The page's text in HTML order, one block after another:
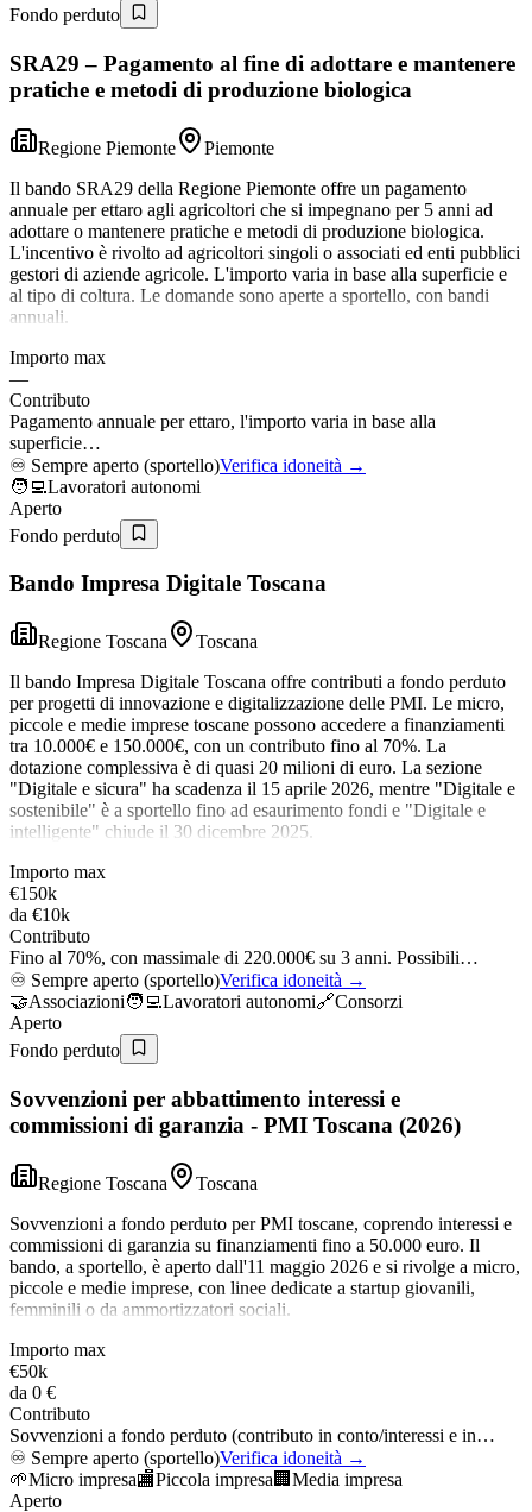
Fondo perduto
SRA29 – Pagamento al fine di adottare e mantenere
pratiche e metodi di produzione biologica
Regione Piemonte
Piemonte
Il bando SRA29 della Regione Piemonte offre un pagamento
annuale per ettaro agli agricoltori che si impegnano per 5 anni ad
adottare o mantenere pratiche e metodi di produzione biologica.
L'incentivo è rivolto ad agricoltori singoli o associati ed enti pubblici
gestori di aziende agricole. L'importo varia in base alla superficie e
al tipo di coltura. Le domande sono aperte a sportello, con bandi
annuali.
Importo max
—
Contributo
Pagamento annuale per ettaro, l'importo varia in base alla
superficie…
♾️ Sempre aperto (sportello)Verifica idoneità →
🧑‍💻Lavoratori autonomi
Aperto
Fondo perduto
Bando Impresa Digitale Toscana
Regione Toscana
Toscana
Il bando Impresa Digitale Toscana offre contributi a fondo perduto
per progetti di innovazione e digitalizzazione delle PMI. Le micro,
piccole e medie imprese toscane possono accedere a finanziamenti
tra 10.000€ e 150.000€, con un contributo fino al 70%. La
dotazione complessiva è di quasi 20 milioni di euro. La sezione
"Digitale e sicura" ha scadenza il 15 aprile 2026, mentre "Digitale e
sostenibile" è a sportello fino ad esaurimento fondi e "Digitale e
intelligente" chiude il 30 dicembre 2025.
Importo max
€150k
da €10k
Contributo
Fino al 70%, con massimale di 220.000€ su 3 anni. Possibili…
♾️ Sempre aperto (sportello)Verifica idoneità →
🤝Associazioni🧑‍💻Lavoratori autonomi🔗Consorzi
Aperto
Fondo perduto
Sovvenzioni per abbattimento interessi e
commissioni di garanzia - PMI Toscana (2026)
Regione Toscana
Toscana
Sovvenzioni a fondo perduto per PMI toscane, coprendo interessi e
commissioni di garanzia su finanziamenti fino a 50.000 euro. Il
bando, a sportello, è aperto dall'11 maggio 2026 e si rivolge a micro,
piccole e medie imprese, con linee dedicate a startup giovanili,
femminili o da ammortizzatori sociali.
Importo max
€50k
da 0 €
Contributo
Sovvenzioni a fondo perduto (contributo in conto/interessi e in…
♾️ Sempre aperto (sportello)Verifica idoneità →
🌱Micro impresa🏬Piccola impresa 🏢 Media impresa
Aperto